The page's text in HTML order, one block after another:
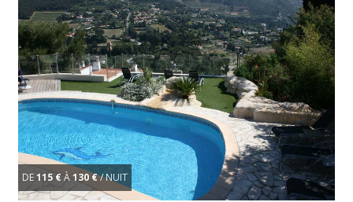
DE115 €À130 €/ NUIT